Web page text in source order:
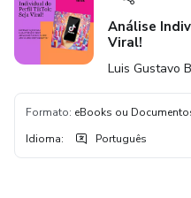
Análise
Viral!
Luis Gustavo
Formato: eBooks ou
Idioma: Português